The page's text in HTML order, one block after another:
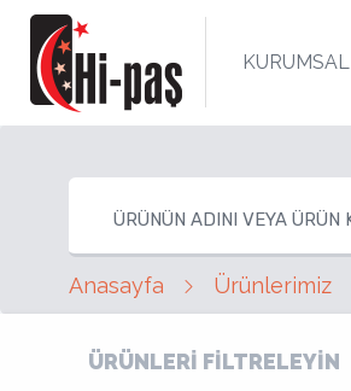
KURUMSAL
Anasayfa Ürünlerimiz
ÜRÜNLERİ FİLTRELEYİN